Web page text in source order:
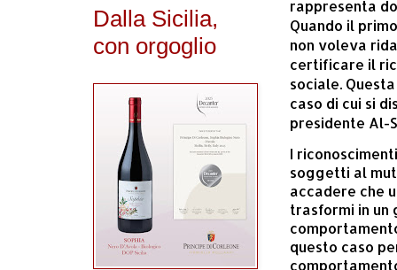
rappresenta
Quando il
non voleva
certificare il
sociale.
caso di cui si
presidente Al-
I
soggetti al
accadere che
trasformi in un
questo caso
Dalla Sicilia,
con orgoglio